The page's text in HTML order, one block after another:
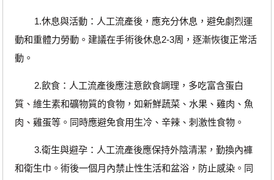
1.休息與活動：人工流產後，應充分休息，避免劇烈運
動和重體力勞動。建議在手術後休息2-3周，逐漸恢復正常活
動。
2.飲食：人工流產後應注意飲食調理，多吃富含蛋白
質、維生素和礦物質的食物，如新鮮蔬菜、水果、雞肉、魚
肉、雞蛋等。同時應避免食用生冷、辛辣、刺激性食物。
3.衛生與避孕：人工流產後應保持外陰清潔，勤換內褲
和衛生巾。術後一個月內禁止性生活和盆浴，防止感染。同